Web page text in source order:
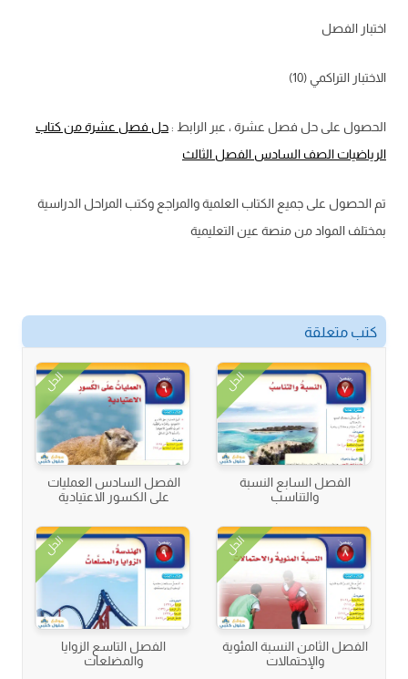
اختبار الفصل
الاختبار التراكمي (10)
الحصول على حل فصل عشرة ، عبر الرابط :حل فصل عشرة من كتاب
الرياضيات الصف السادس الفصل الثالث
تم الحصول على جميع الكتاب العلمية والمراجع وكتب المراحل الدراسية
بمختلف المواد من منصة عين التعليمية
كتب متعلقة
الحل
الفصل السابع النسبة
والتناسب
الحل
الفصل السادس العمليات
على الكسور الاعتيادية
الحل
الفصل الثامن النسبة المئوية
والإحتمالات
الحل
الفصل التاسع الزوايا
والمضلعات